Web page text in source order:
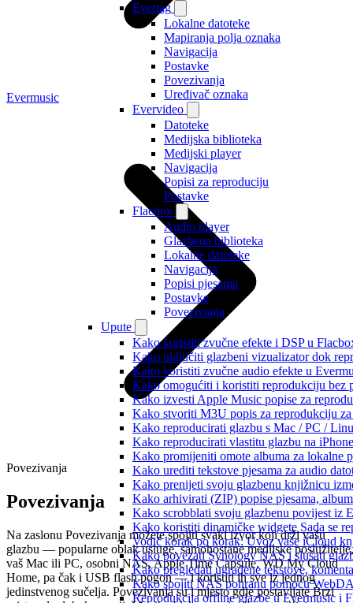
Evertag
Lokalne datoteke
Mapiranja polja oznaka
Navigacija
Postavke
Povezivanja
Uređivač oznaka
Evervideo
Datoteke
Medijska biblioteka
Medijski player
Navigacija
Popisi za reproduciju
Postavke
Flacbox
Audio player
Glazbena biblioteka
Lokalne datoteke
Navigacija
Popisi pjesama
Postavke
Povezivanja
Upute
Kako koristiti zvučne efekte i DSP u
Kako uključiti glazbeni vizualizator dok
Kako koristiti zvučne audio efekte u
Kako omogućiti i koristiti reprodukciju bez
Kako izvesti Apple Music popise za
Kako stvoriti M3U popis za reprodukciju
Kako reproducirati glazbu s Mac / PC /
Kako reproducirati vlastitu glazbu na
Kako promijeniti omote albuma za lokalne
Kako urediti tekstove pjesama za audio
Kako prenijeti svoju glazbenu knjižnicu
Kako arhivirati (ZIP) popise pjesama,
Kako scrobblati svoju glazbenu povijest iz
Kako koristiti dinamičke widgete Sada se
Vodič korak po korak: Uvoz vaše iCloud
Kako povezati Synology NAS i slušati
Kako pregledati ugrađene tekstove,
Kako spojiti NAS pohranu pomoću
Reprodukcija offline glazbe u Evermusic i
Evermusic
Povezivanja
Povezivanja
Na zaslonu Povezivanja možete spojiti svaki izvor koji drži vašu
glazbu — popularne oblak usluge, samohostane medijske poslužitelje,
vaš Mac ili PC, osobni NAS, Apple Time Capsule, WD My Cloud
Home, pa čak i USB flash pogon — i koristiti ih sve iz jednog
jedinstvenog sučelja. Povezivanja su i mjesto gdje postavljate Brzi